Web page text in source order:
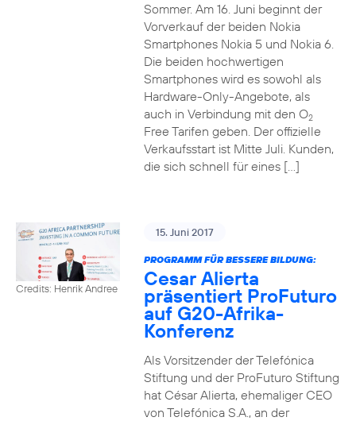
Sommer. Am 16. Juni beginnt der
Vorverkauf der beiden Nokia
Smartphones Nokia 5 und Nokia 6.
Die beiden hochwertigen
Smartphones wird es sowohl als
Hardware-Only-Angebote, als
auch in Verbindung mit den O2
Free Tarifen geben. Der offizielle
Verkaufsstart ist Mitte Juli. Kunden,
die sich schnell für eines […]
Credits: Henrik Andree
15. Juni 2017
PROGRAMM FÜR BESSERE BILDUNG:
Cesar Alierta
präsentiert ProFuturo
auf G20-Afrika-
Konferenz
Als Vorsitzender der Telefónica
Stiftung und der ProFuturo Stiftung
hat César Alierta, ehemaliger CEO
von Telefónica S.A., an der